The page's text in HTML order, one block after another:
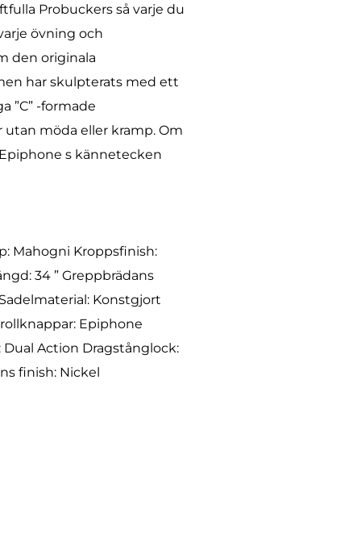
Probuckers så varje du
övning och
den originala
har skulpterats med ett
”C” -formade
möda eller kramp. Om
s kännetecken
Mahogni Kroppsfinish:
34 ” Greppbrädans
Konstgjort
Epiphone
Action Dragstånglock:
finish: Nickel